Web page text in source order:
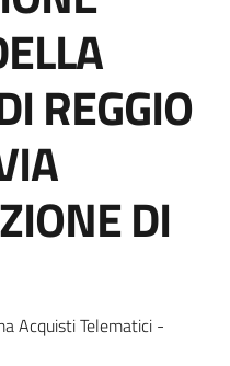
REGGIO
DI
Acquisti Telematici -